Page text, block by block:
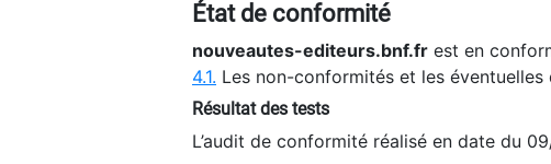
État de conformité
nouveautes-editeurs.bnf.fr est en
4.1. Les non-conformités et les
Résultat des tests
L’audit de conformité réalisé en date du